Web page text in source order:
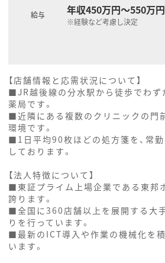
給与 年収450万円～550万円
※経験など考慮し決定
【店舗情報と応需状況について】
■JR越後線の分水駅から徒歩でわず
薬局です。
■近隣にある複数のクリニックの門
環境です。
■1日平均90枚ほどの処方箋を、常
しております。
【法人特徴について】
■東証プライム上場企業である東邦
誇ります。
■全国に360店舗以上を展開する大
りを行っています。
■最新のICT導入や作業の機械化を
います。